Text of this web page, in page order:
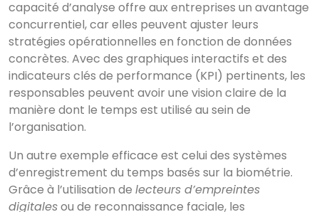
capacité d’analyse offre aux entreprises un avantage
concurrentiel, car elles peuvent ajuster leurs
stratégies opérationnelles en fonction de données
concrètes. Avec des graphiques interactifs et des
indicateurs clés de performance (KPI) pertinents, les
responsables peuvent avoir une vision claire de la
manière dont le temps est utilisé au sein de
l’organisation.
Un autre exemple efficace est celui des systèmes
d’enregistrement du temps basés sur la biométrie.
Grâce à l’utilisation de lecteurs d’empreintes
digitalesou de reconnaissance faciale, les